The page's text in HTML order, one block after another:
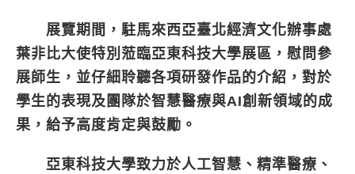
展覽期間，駐馬來西亞臺北經濟文化辦事處
葉非比大使特別蒞臨亞東科技大學展區，慰問參
展師生，並仔細聆聽各項研發作品的介紹，對於
學生的表現及團隊於智慧醫療與AI創新領域的成
果，給予高度肯定與鼓勵。
亞東科技大學致力於人工智慧、精準醫療、